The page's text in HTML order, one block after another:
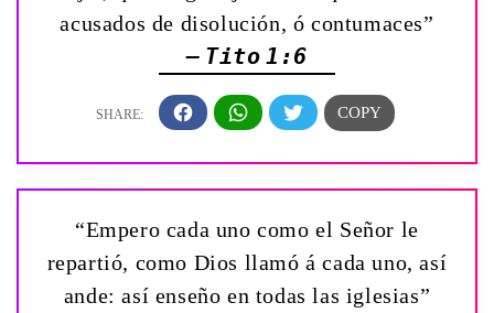
acusados de disolución, ó contumaces”
— Tito 1:6
“Empero cada uno como el Señor le
repartió, como Dios llamó á cada uno, así
ande: así enseño en todas las iglesias”